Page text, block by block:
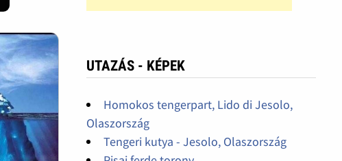
UTAZÁS - KÉPEK
Homokos tengerpart, Lido di Jesolo,
Olaszország
Tengeri kutya - Jesolo, Olaszország